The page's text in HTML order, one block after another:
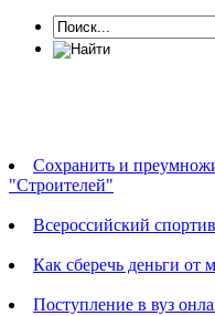
Сохранить и
"Строителей"
Всероссийский
Как сберечь деньги от
Поступление в вуз